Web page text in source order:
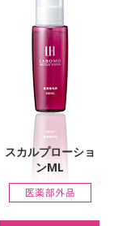
スカルプローショ
ンML